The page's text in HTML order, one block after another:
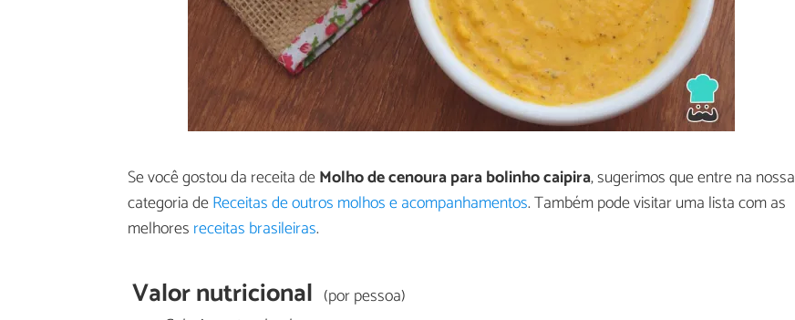
Se você gostou da receita deMolho de cenoura para bolinho caipira, sugerimos que entre na nossa
categoria deReceitas de outros molhos e acompanhamentos. Também pode visitar uma lista com as
melhores receitas brasileiras.
Valor nutricional (por pessoa)